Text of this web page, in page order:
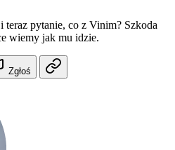
pytanie, co z Vinim? Szkoda
wiemy jak mu idzie.
Zgłoś